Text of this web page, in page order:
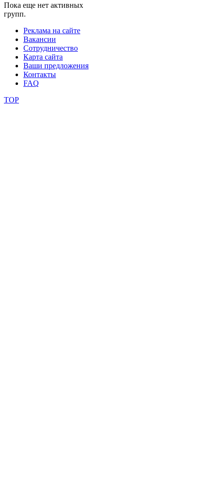
Пока еще нет активных
групп.
Реклама на сайте
Вакансии
Сотрудничество
Карта сайта
Ваши предложения
Контакты
FAQ
TOP